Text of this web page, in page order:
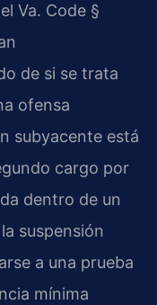
Va. Code §
de si se trata
ofensa
subyacente está
cargo por
dentro de un
suspensión
a una prueba
mínima